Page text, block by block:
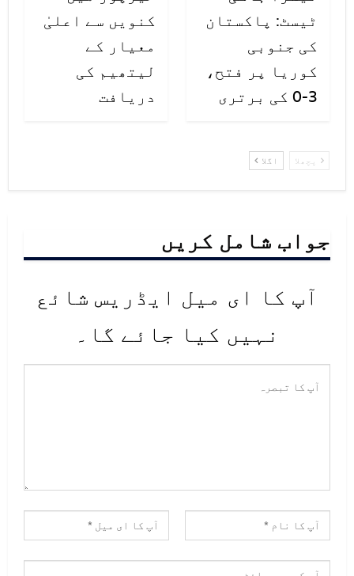
ٹیسٹ: پاکستان
کی جنوبی
کوریا پر فتح،
3-0 کی برتری
کنویں سے اعلیٰ
معیار کے
لیتھیم کی
دریافت
پچھلا اگلا
جواب شامل کریں
آپ کا ای میل ایڈریس شائع
نہیں کیا جائے گا۔